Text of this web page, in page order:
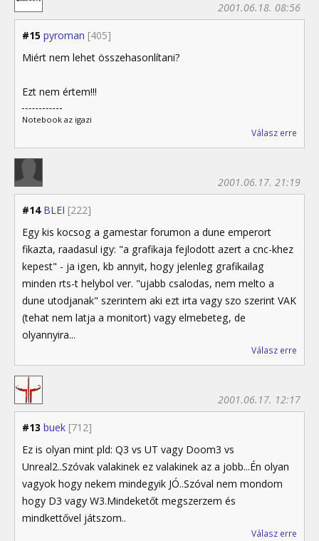
#15 pyroman [405]
2001.06.18. 08:56
Miért nem lehet összehasonlítani?
Ezt nem értem!!!
Notebook az igazi
Válasz erre
#14 BLEI [222]
2001.06.17. 21:19
Egy kis kocsog a gamestar forumon a dune emperort
fikazta, raadasul igy: "a grafikaja fejlodott azert a cnc-khez
kepest" - ja igen, kb annyit, hogy jelenleg grafikailag
minden rts-t helybol ver. "ujabb csalodas, nem melto a
dune utodjanak" szerintem aki ezt irta vagy szo szerint VAK
(tehat nem latja a monitort) vagy elmebeteg, de
olyannyira...
Válasz erre
#13 buek [712]
2001.06.17. 12:17
Ez is olyan mint pld: Q3 vs UT vagy Doom3 vs
Unreal2..Szóvak valakinek ez valakinek az a jobb...Én olyan
vagyok hogy nekem mindegyik JÓ..Szóval nem mondom
hogy D3 vagy W3.Mindeketőt megszerzem és
mindkettővel játszom..
Válasz erre